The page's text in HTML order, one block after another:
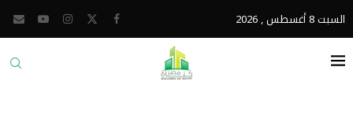
السبت 8 أغسطس , 2026